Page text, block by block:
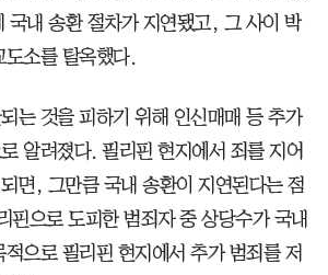
국내 송환 절차가 지연됐고, 그 사이 박
소를 탈옥했다.
는 것을 피하기 위해 인신매매 등 추가
알려졌다. 필리핀 현지에서 죄를 지어
면, 그만큼 국내 송환이 지연된다는 점
핀으로 도피한 범죄자 중 상당수가 국내
으로 필리핀 현지에서 추가 범죄를 저